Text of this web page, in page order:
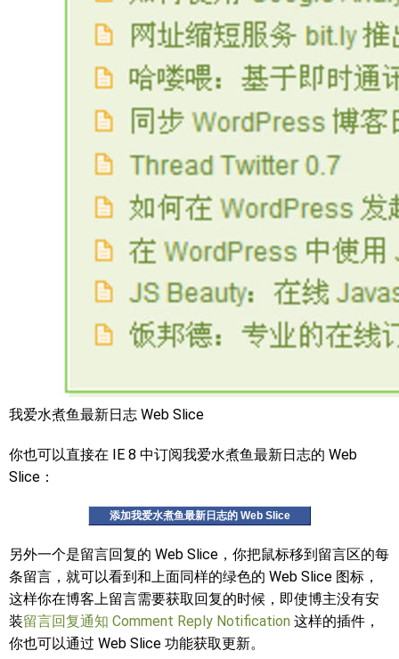
我爱水煮鱼最新日志 Web Slice
你也可以直接在 IE 8 中订阅我爱水煮鱼最新日志的 Web
Slice：
添加我爱水煮鱼最新日志的 Web Slice
另外一个是留言回复的 Web Slice，你把鼠标移到留言区的每
条留言，就可以看到和上面同样的绿色的 Web Slice 图标，
这样你在博客上留言需要获取回复的时候，即使博主没有安
装留言回复通知 Comment Reply Notification 这样的插件，
你也可以通过 Web Slice 功能获取更新。